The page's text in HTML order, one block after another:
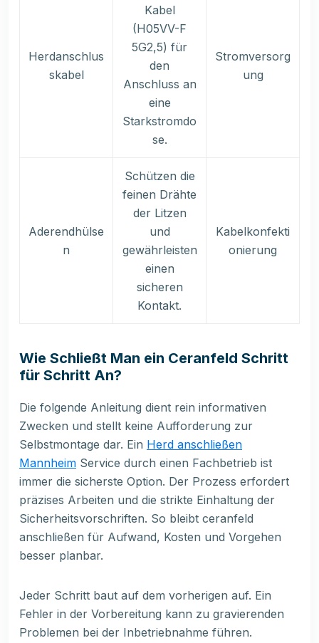
Herdanschlus
skabel
Kabel
(H05VV-F
5G2,5) für
den
Anschluss an
eine
Starkstromdo
se.
Stromversorg
ung
Aderendhülse
n
Schützen die
feinen Drähte
der Litzen
und
gewährleisten
einen
sicheren
Kontakt.
Kabelkonfekti
onierung
Wie Schließt Man ein Ceranfeld Schritt
für Schritt An?
Die folgende Anleitung dient rein informativen
Zwecken und stellt keine Aufforderung zur
Selbstmontage dar. Ein Herd anschließen
Mannheim Service durch einen Fachbetrieb ist
immer die sicherste Option. Der Prozess erfordert
präzises Arbeiten und die strikte Einhaltung der
Sicherheitsvorschriften. So bleibt ceranfeld
anschließen für Aufwand, Kosten und Vorgehen
besser planbar.
Jeder Schritt baut auf dem vorherigen auf. Ein
Fehler in der Vorbereitung kann zu gravierenden
Problemen bei der Inbetriebnahme führen.